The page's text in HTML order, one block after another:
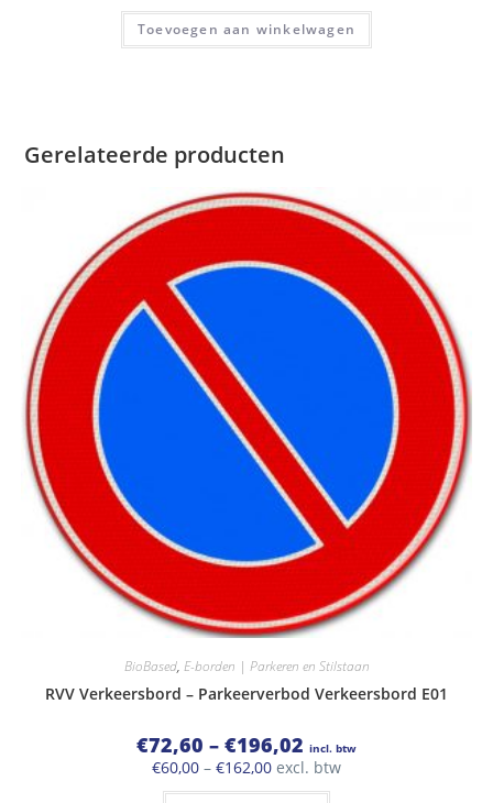
Toevoegen aan winkelwagen
Gerelateerde producten
BioBased, E-borden | Parkeren en Stilstaan
RVV Verkeersbord – Parkeerverbod Verkeersbord E01
€72,60 – €196,02 Prijsklasse:
€72,60
tot
€196,02
incl. btw
€60,00 – €162,00Prijsklasse:
€60,00
excl. btw
Dit